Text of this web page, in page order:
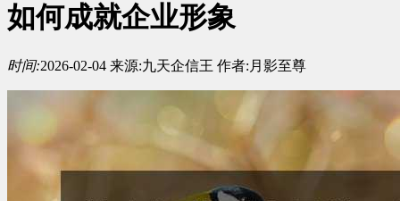
如何成就企业形象
时间:2026-02-04 来源:九天企信王 作者: 月影至尊